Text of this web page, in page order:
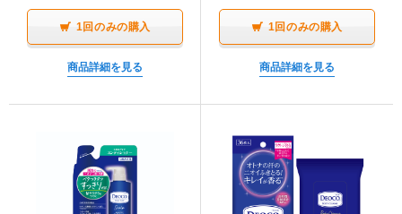
1回のみの購入
商品詳細を見る
1回のみの購入
商品詳細を見る